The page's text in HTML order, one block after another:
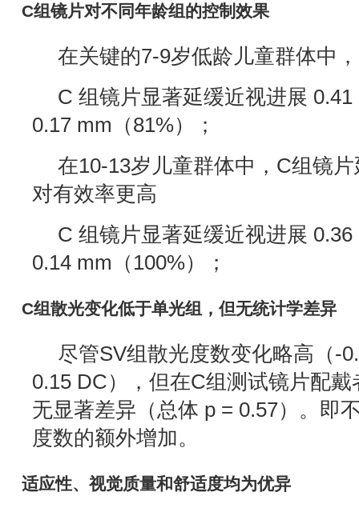
C组镜片对不同年龄组的控制效果
在关键的7-9岁低龄儿童群体中，
C 组镜片显著延缓近视进展
0.17 mm（81%）；
在10-13岁儿童群体中，C组镜
对有效率更高
C 组镜片显著延缓近视进展
0.14 mm（100%）；
C组散光变化低于单光组，但无统计学差异
尽管SV组散光度数变化略高（-
0.15 DC），但在C组测试镜片配戴
无显著差异（总体 p = 0.57）。即
度数的额外增加。
适应性、视觉质量和舒适度均为优异